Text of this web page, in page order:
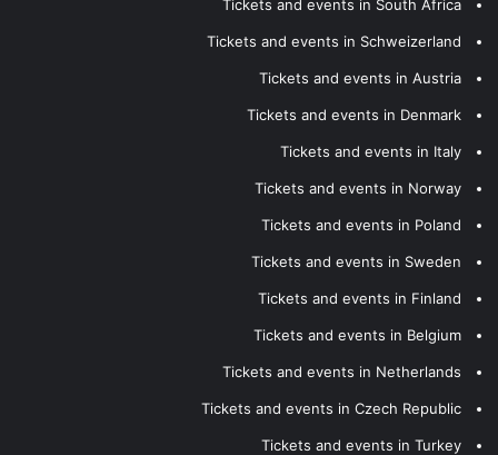
Tickets and events in South Africa
Tickets and events in Schweizerland
Tickets and events in Austria
Tickets and events in Denmark
Tickets and events in Italy
Tickets and events in Norway
Tickets and events in Poland
Tickets and events in Sweden
Tickets and events in Finland
Tickets and events in Belgium
Tickets and events in Netherlands
Tickets and events in Czech Republic
Tickets and events in Turkey